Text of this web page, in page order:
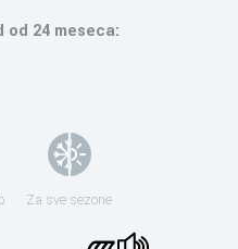
24 meseca:
Za sve sezone